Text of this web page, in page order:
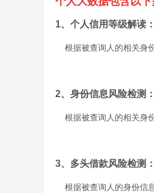
1、个人信用等级解读：
根据被查询人的相关身
2、身份信息风险检测：
根据被查询人的相关身
3、多头借款风险检测：
根据被查询人的身份信